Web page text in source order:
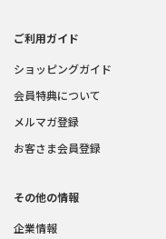
ご利用ガイド
ショッピングガイド
会員特典について
メルマガ登録
お客さま会員登録
その他の情報
企業情報